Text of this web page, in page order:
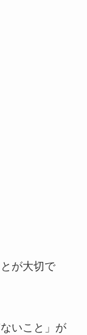
が大切で
いこと」が